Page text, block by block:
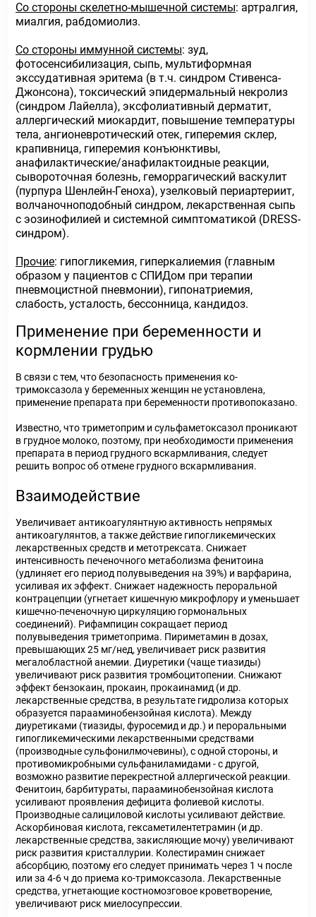
Со стороны скелетно-мышечной системы: артралгия,
миалгия, рабдомиолиз.
Со стороны иммунной системы: зуд,
фотосенсибилизация, сыпь, мультиформная
экссудативная эритема (в т.ч. синдром Стивенса-
Джонсона), токсический эпидермальный некролиз
(синдром Лайелла), эксфолиативный дерматит,
аллергический миокардит, повышение температуры
тела, ангионевротический отек, гиперемия склер,
крапивница, гиперемия конъюнктивы,
анафилактические/анафилактоидные реакции,
сывороточная болезнь, геморрагический васкулит
(пурпура Шенлейн-Геноха), узелковый периартериит,
волчаночноподобный синдром, лекарственная сыпь
с эозинофилией и системной симптоматикой (DRESS-
синдром).
Прочие: гипогликемия, гиперкалиемия (главным
образом у пациентов с СПИДом при терапии
пневмоцистной пневмонии), гипонатриемия,
слабость, усталость, бессонница, кандидоз.
Применение при беременности и
кормлении грудью
В связи с тем, что безопасность применения ко-
тримоксазола у беременных женщин не установлена,
применение препарата при беременности противопоказано.
Известно, что триметоприм и сульфаметоксазол проникают
в грудное молоко, поэтому, при необходимости применения
препарата в период грудного вскармливания, следует
решить вопрос об отмене грудного вскармливания.
Взаимодействие
Увеличивает антикоагулянтную активность непрямых
антикоагулянтов, а также действие гипогликемических
лекарственных средств и метотрексата. Снижает
интенсивность печеночного метаболизма фенитоина
(удлиняет его период полувыведения на 39%) и варфарина,
усиливая их эффект. Снижает надежность пероральной
контрацепции (угнетает кишечную микрофлору и уменьшает
кишечно-печеночную циркуляцию гормональных
соединений). Рифампицин сокращает период
полувыведения триметоприма. Пириметамин в дозах,
превышающих 25 мг/нед, увеличивает риск развития
мегалобластной анемии. Диуретики (чаще тиазиды)
увеличивают риск развития тромбоцитопении. Снижают
эффект бензокаин, прокаин, прокаинамид (и др.
лекарственные средства, в результате гидролиза которых
образуется парааминобензойная кислота). Между
диуретиками (тиазиды, фуросемид и др.) и пероральными
гипогликемическими лекарственными средствами
(производные сульфонилмочевины), с одной стороны, и
противомикробными сульфаниламидами - с другой,
возможно развитие перекрестной аллергической реакции.
Фенитоин, барбитураты, парааминобензойная кислота
усиливают проявления дефицита фолиевой кислоты.
Производные салициловой кислоты усиливают действие.
Аскорбиновая кислота, гексаметилентетрамин (и др.
лекарственные средства, закисляющие мочу) увеличивают
риск развития кристаллурии. Колестирамин снижает
абсорбцию, поэтому его следует принимать через 1 ч после
или за 4-6 ч до приема ко-тримоксазола. Лекарственные
средства, угнетающие костномозговое кроветворение,
увеличивают риск миелосупрессии.